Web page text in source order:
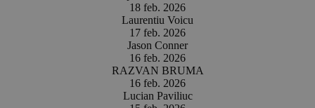
18 feb. 2026
Laurentiu Voicu
17 feb. 2026
Jason Conner
16 feb. 2026
RAZVAN BRUMA
16 feb. 2026
Lucian Paviliuc